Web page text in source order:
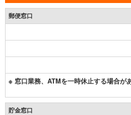
郵便窓口
※ 窓口業務、ATMを一時休止する場合が
貯金窓口